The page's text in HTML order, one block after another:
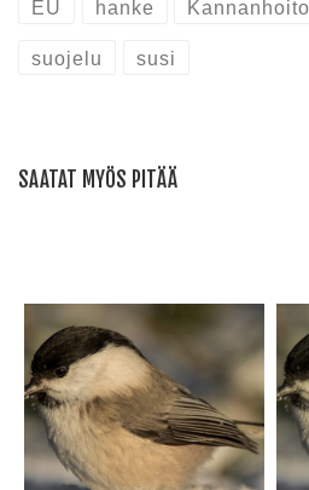
EU hanke
suojelu susi
SAATAT MYÖS PITÄÄ